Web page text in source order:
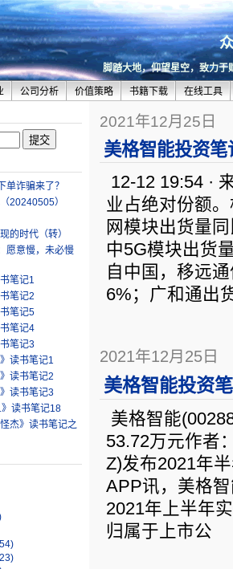
脚踏大地，仰望星空，致力于
公司分析 价值策略 书籍下载 在线工具
单诈骗来了？
20240505）
的时代（转）
愿意慢，未必慢
笔记1
笔记2
笔记5
笔记4
笔记3
读书笔记1
读书笔记2
读书笔记3
》读书笔记18
杰》读书笔记之
2021年12月25日
美格智能投资
12-12 19:54 ·
业占绝对份额
网模块出货量
中5G模块出货
自中国，移远
6%；广和通出
2021年12月25日
美格智能投资
美格智能
53.72万元作者
Z)发布2021年
APP讯，美格
2021年上半年
归属于上市公